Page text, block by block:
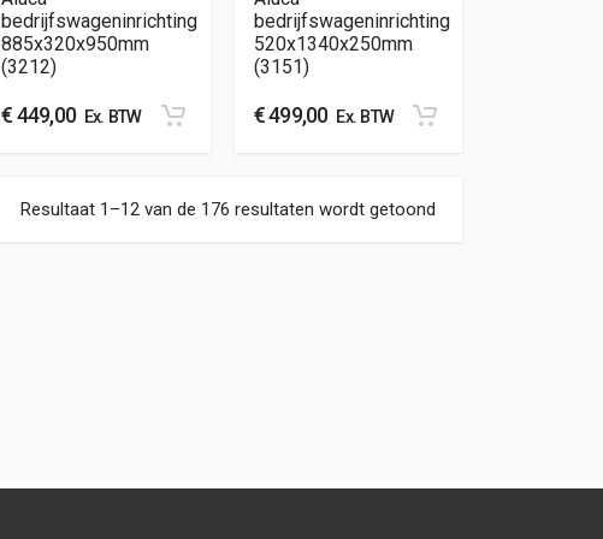
bedrijfswageninrichting
885x320x950mm
(3212)
€449,00Ex. BTW
bedrijfswageninrichting
520x1340x250mm
(3151)
€499,00Ex. BTW
Resultaat 1–12 van de 176 resultaten wordt getoond